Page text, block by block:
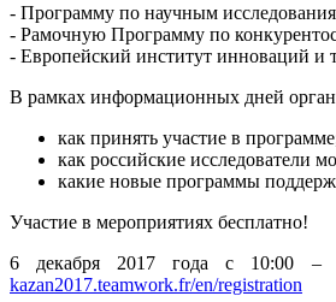
- Программу по научным
- Рамочную Программу по
- Европейский институт инноваций и
В рамках информационных дней
как принять участие в
как российские исследователи
какие новые программы
Участие в мероприятиях бесплатно!
6 декабря 2017 года с 10:00 –
kazan2017.teamwork.fr/en/registration